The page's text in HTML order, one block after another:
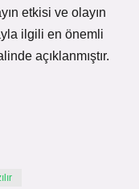
etkisi ve olayın
ilgili en önemli
açıklanmıştır.